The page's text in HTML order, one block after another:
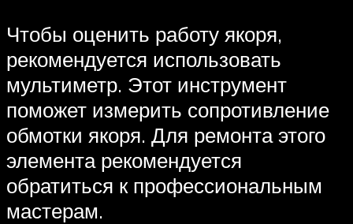
Чтобы оценить работу якоря,
рекомендуется использовать
мультиметр. Этот инструмент
поможет измерить сопротивление
обмотки якоря. Для ремонта этого
элемента рекомендуется
обратиться к профессиональным
мастерам.